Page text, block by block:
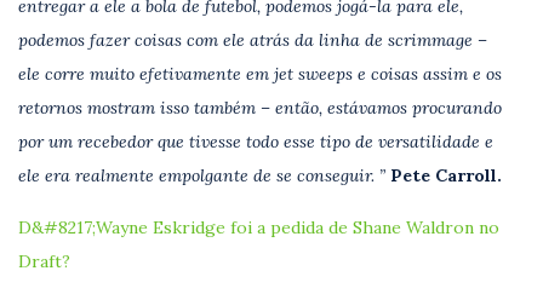
entregar a ele a bola de futebol, podemos jogá-la para ele,
podemos fazer coisas com ele atrás da linha de scrimmage –
ele corre muito efetivamente em jet sweeps e coisas assim e os
retornos mostram isso também – então, estávamos procurando
por um recebedor que tivesse todo esse tipo de versatilidade e
ele era realmente empolgante de se conseguir. ” Pete Carroll.
D&#8217;Wayne Eskridge foi a pedida de Shane Waldron no
Draft?